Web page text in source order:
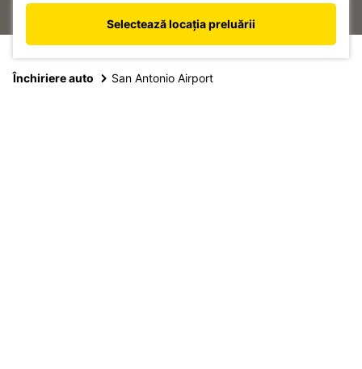
Selectează locația preluării
Închiriere auto San Antonio Airport